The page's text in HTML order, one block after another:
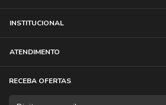
ESPECIFICAÇÕES TÉCNICAS:
Transmissão Sem Fio: Digital 2.4Ghz
INSTITUCIONAL
ATENDIMENTO
RECEBA OFERTAS